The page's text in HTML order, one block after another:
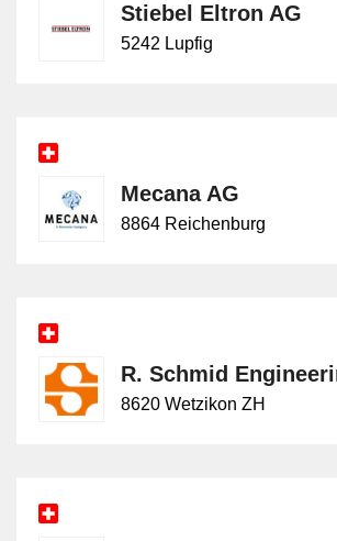
Stiebel Eltron AG
5242 Lupfig
Mecana AG
8864 Reichenburg
8620 Wetzikon ZH